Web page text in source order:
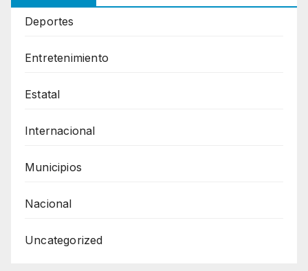
Deportes
Entretenimiento
Estatal
Internacional
Municipios
Nacional
Uncategorized